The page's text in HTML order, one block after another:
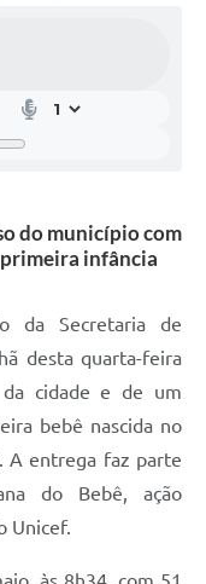
do município com
infância
da Secretaria de
desta quarta-feira
cidade e de um
bebê nascida no
A entrega faz parte
do Bebê, ação
Unicef.